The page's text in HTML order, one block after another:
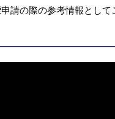
請の際の参考情報として